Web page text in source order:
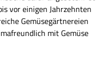
vor einigen Jahrzehnten
Gemüsegärtnereien
mit Gemüse